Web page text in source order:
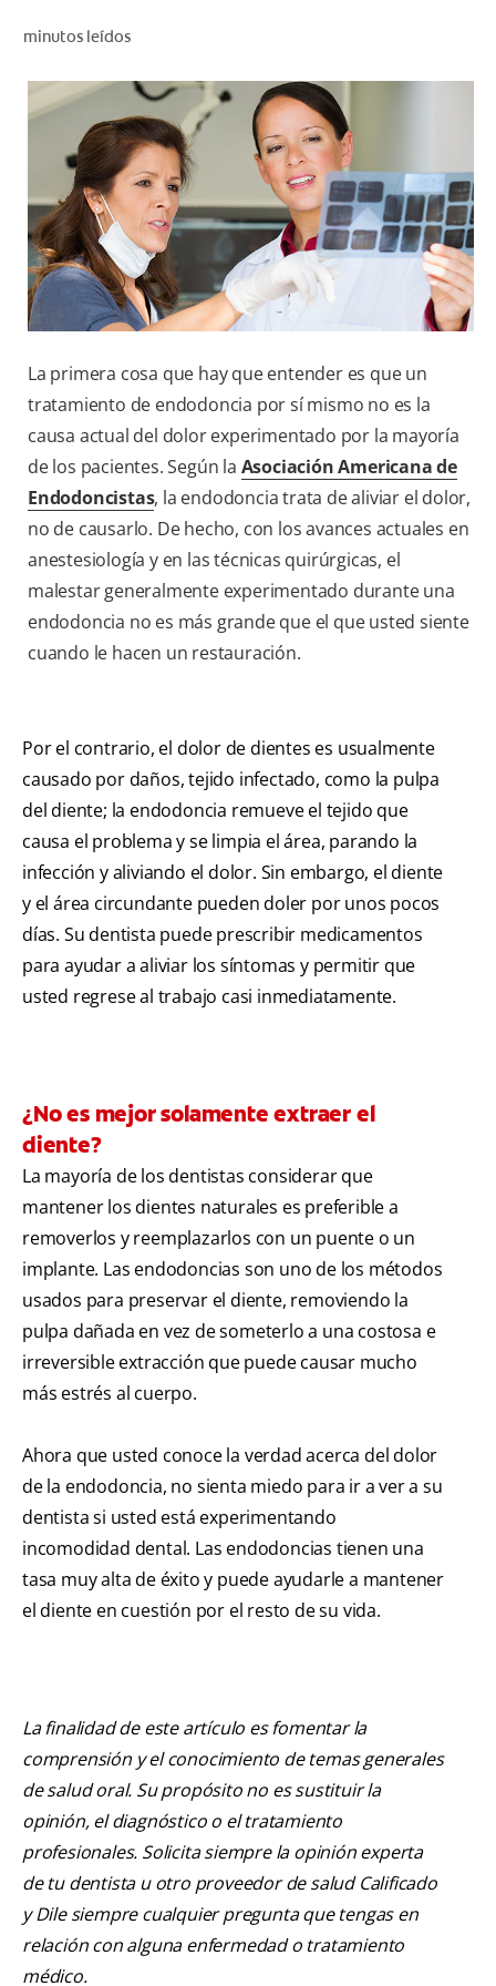
PARA PROFESIONALES
CL (ES)
SUSCRÍBASE
minutos leídos
La primera cosa que hay que entender es que un
tratamiento de endodoncia por sí mismo no es la
causa actual del dolor experimentado por la mayoría
de los pacientes. Según la Asociación Americana de
Endodoncistas, la endodoncia trata de aliviar el dolor,
no de causarlo. De hecho, con los avances actuales en
anestesiología y en las técnicas quirúrgicas, el
malestar generalmente experimentado durante una
endodoncia no es más grande que el que usted siente
cuando le hacen un restauración.
Por el contrario, el dolor de dientes es usualmente
causado por daños, tejido infectado, como la pulpa
del diente; la endodoncia remueve el tejido que
causa el problema y se limpia el área, parando la
infección y aliviando el dolor. Sin embargo, el diente
y el área circundante pueden doler por unos pocos
días. Su dentista puede prescribir medicamentos
para ayudar a aliviar los síntomas y permitir que
usted regrese al trabajo casi inmediatamente.
¿No es mejor solamente extraer el
diente?
La mayoría de los dentistas considerar que
mantener los dientes naturales es preferible a
removerlos y reemplazarlos con un puente o un
implante. Las endodoncias son uno de los métodos
usados para preservar el diente, removiendo la
pulpa dañada en vez de someterlo a una costosa e
irreversible extracción que puede causar mucho
más estrés al cuerpo.
Ahora que usted conoce la verdad acerca del dolor
de la endodoncia, no sienta miedo para ir a ver a su
dentista si usted está experimentando
incomodidad dental. Las endodoncias tienen una
tasa muy alta de éxito y puede ayudarle a mantener
el diente en cuestión por el resto de su vida.
La finalidad de este artículo es fomentar la
comprensión y el conocimiento de temas generales
de salud oral. Su propósito no es sustituir la
opinión, el diagnóstico o el tratamiento
profesionales. Solicita siempre la opinión experta
de tu dentista u otro proveedor de salud Calificado
y Dile siempre cualquier pregunta que tengas en
relación con alguna enfermedad o tratamiento
médico.